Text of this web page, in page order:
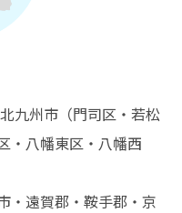
九州市（門司区・若松
・八幡東区・八幡西
・遠賀郡・鞍手郡・京